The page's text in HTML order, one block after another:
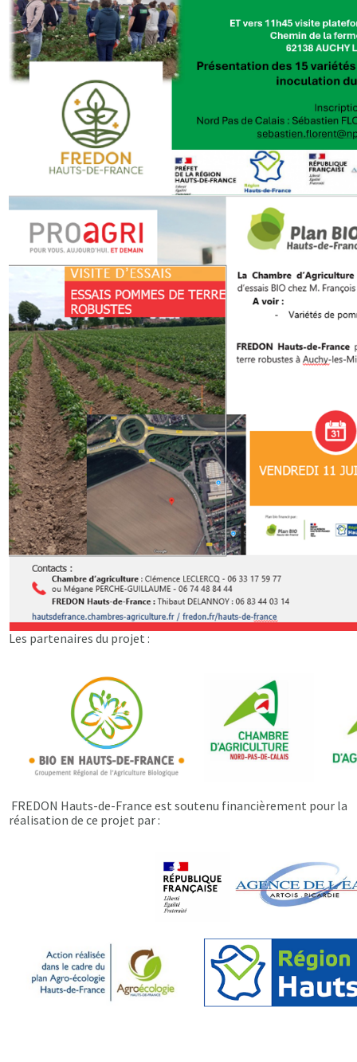
Les partenaires du projet :
FREDON Hauts-de-France est soutenu financièrement pour la
réalisation de ce projet par :